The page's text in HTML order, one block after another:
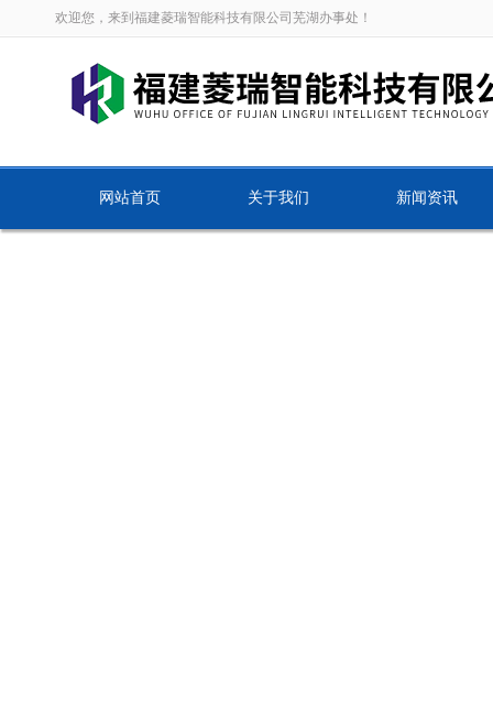
欢迎您，来到福建菱瑞智能科技有限公司芜湖办事处！
网站首页 关于我们 新闻资讯